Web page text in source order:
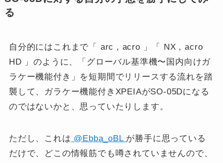
る
自分的にはこれまで「 arc , acro 」「 NX , acro
HD 」のように、「グローバル基準機〜国内向けガ
ラケー機能付き」を短期間でリリースする流れを踏
襲して、ガラケー機能付きXPEIAがSO-05Dになる
のではないかと、思っていたりします。
ただし、これは @Ebba_oBL が勝手に思っている
だけで、どこの情報筋でも噂されていませんので、